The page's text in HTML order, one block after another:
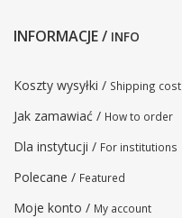
INFORMACJE / INFO
Koszty wysyłki / Shipping cost
Jak zamawiać / How to order
Dla instytucji / For institutions
Polecane / Featured
Moje konto / My account